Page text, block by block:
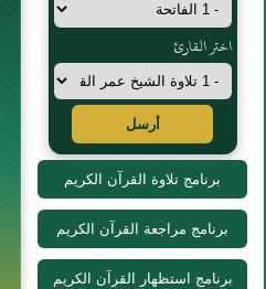
اختر القارئ
أرسل
برنامج تلاوة القرآن الكريم
برنامج مراجعة القرآن الكريم
برنامج استظهار القرآن الكريم